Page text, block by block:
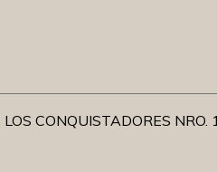
LOS CONQUISTADORES